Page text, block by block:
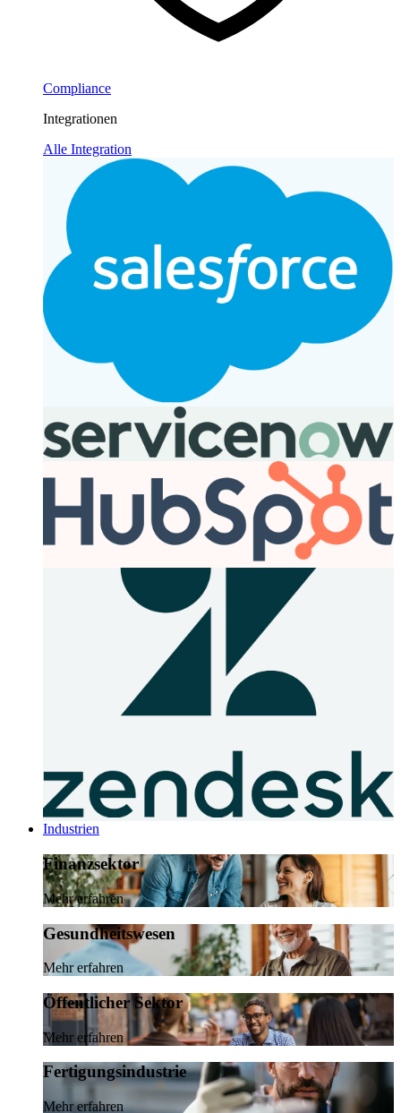
Compliance
Integrationen
Alle Integration
Industrien
Finanzsektor
Mehr erfahren
Gesundheitswesen
Mehr erfahren
Öffentlicher Sektor
Mehr erfahren
Fertigungsindustrie
Mehr erfahren